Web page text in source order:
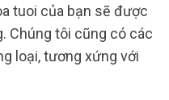
tuoi của bạn sẽ được
Chúng tôi cũng có các
loại, tương xứng với